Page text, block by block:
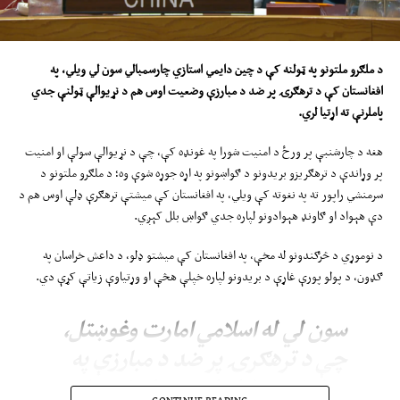
د ملګرو ملتونو پهټولنهکې د چین دایمي استازيچارسمباليسون لي ویلي، په
افغانستان کې د ترهګرۍ پر ضد د مبارزې وضعیت اوسهم د نړیوالې ټولنې جدي
پاملرنې ته اړتیا لري.
هغه د چارشنبې پر ورځ د امنیت شورا په غونډه کې، چې د نړیوالې سولې او امنیت
پر وړاندې د ترهګریزو بریدونو د ګواښونو په اړه جوړه شوې وه؛ د ملګرو ملتونو د
سرمنشي راپور ته په نغوته کې ویلي، په افغانستان کې میشتې ترهګرې ډلې اوس هم د
دې هېواد او ګاونډ هېوادونو لپاره جدي ګواښ بلل کېږي.
د نوموړي د څرګندونو له مخې، په افغانستان کې میشتو ډلو، د داعش خراسان په
ګډون، د پولو پورې غاړې د بریدونو لپاره خپلې هڅې او وړتیاوې زیاتې کړې دي.
سون لي له اسلامي امارت وغوښتل،
برخه کې پخپلو ژمنو عمل وکړي او